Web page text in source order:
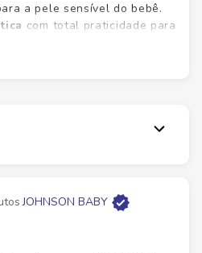
a pele sensível do bebê.
com total praticidade para
você encontra
cuidado na hora da troca.
JOHNSON BABY